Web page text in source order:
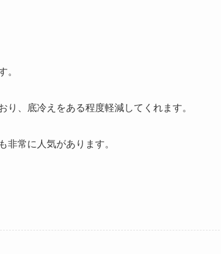
。
、底冷えをある程度軽減してくれます。
非常に人気があります。